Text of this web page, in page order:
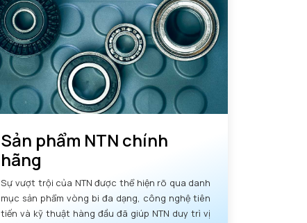
Sản phẩm NTN chính
hãng
Sự vượt trội của NTN được thể hiện rõ qua danh
mục sản phẩm vòng bi đa dạng, công nghệ tiên
tiến và kỹ thuật hàng đầu đã giúp NTN duy trì vị